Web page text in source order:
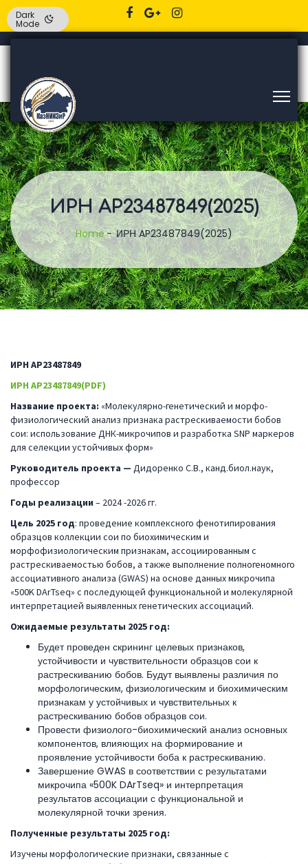
ИРН AP23487849(2025)
Home ИРН AP23487849(2025)
ИРН AP23487849
ИРН AP23487849(PDF)
Название проекта: «Молекулярно-генетический и морфо-
физиологический анализ признака растрескиваемости бобов
сои: использование ДНК-микрочипов и разработка SNP маркеров
для селекции устойчивых форм»
Руководитель проекта — Дидоренко С.В., канд.биол.наук,
профессор
Годы реализации – 2024 -2026 гг.
Цель 2025 год: проведение комплексного фенотипирования
образцов коллекции сои по биохимическим и
морфофизиологическим признакам, ассоциированным с
растрескиваемостью бобов, а также выполнение полногеномного
ассоциативного анализа (GWAS) на основе данных микрочипа
«500K DArTseq» с последующей функциональной и молекулярной
интерпретацией выявленных генетических ассоциаций.
Ожидаемые результаты 2025 год:
Будет проведен скрининг целевых признаков,
устойчивости и чувствительности образцов сои к
растрескиванию бобов. Будут выявлены различия по
морфологическим, физиологическим и биохимическим
признакам у устойчивых и чувствительных к
растрескиванию бобов образцов сои.
Провести физиолого-биохимический анализ основных
компонентов, влияющих на формирование и
проявление устойчивости боба к растрескиванию.
Завершение GWAS в соответствии с результатами
микрочипа «500K DArTseq» и ​​интерпретация
результатов ассоциации с функциональной и
молекулярной точки зрения.
Полученные результаты 2025 год:
Изучены морфологические признаки, связанные с
Dark
Mode